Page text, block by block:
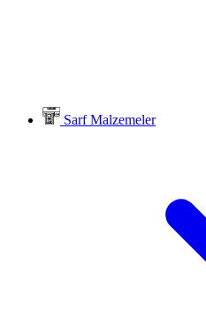
Sarf Malzemeler